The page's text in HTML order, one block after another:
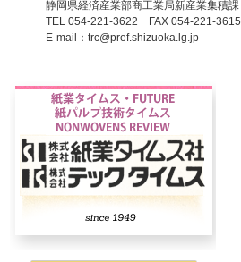
静岡県経済産業部商工業局新産業集積課
TEL 054-221-3622 FAX 054-221-3615
E-mail：trc@pref.shizuoka.lg.jp